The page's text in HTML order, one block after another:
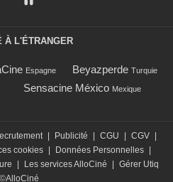
À L'ÉTRANGER
Espagne Beyazperde Turquie
Sensacine México Mexique
Publicité CGU CGV
cookies Données Personnelles
Les services AlloCiné
Gérer Utiq
©AlloCiné